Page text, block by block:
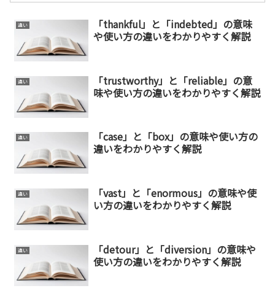
違い
「thankful」と「indebted」の意味
や使い方の違いをわかりやすく解説
違い
「trustworthy」と「reliable」の意
味や使い方の違いをわかりやすく解説
違い
「case」と「box」の意味や使い方の
違いをわかりやすく解説
違い
「vast」と「enormous」の意味や使
い方の違いをわかりやすく解説
違い
「detour」と「diversion」の意味や
使い方の違いをわかりやすく解説